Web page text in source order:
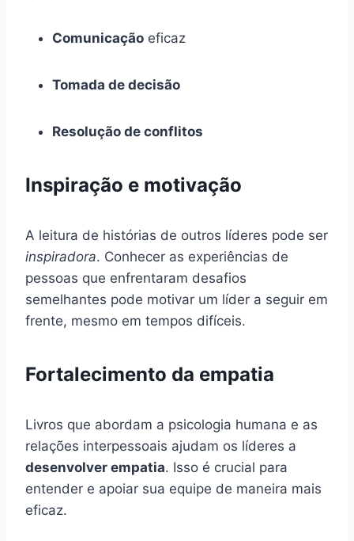
Comunicação eficaz
Tomada de decisão
Resolução de conflitos
Inspiração e motivação
A leitura de histórias de outros líderes pode ser
inspiradora. Conhecer as experiências de
pessoas que enfrentaram desafios
semelhantes pode motivar um líder a seguir em
frente, mesmo em tempos difíceis.
Fortalecimento da empatia
Livros que abordam a psicologia humana e as
relações interpessoais ajudam os líderes a
desenvolver empatia. Isso é crucial para
entender e apoiar sua equipe de maneira mais
eficaz.